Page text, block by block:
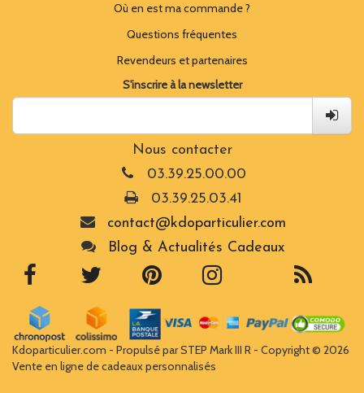
Où en est ma commande ?
Questions fréquentes
Revendeurs et partenaires
S'inscrire à la newsletter
Nous contacter
03.39.25.00.00
03.39.25.03.41
contact@kdoparticulier.com
Blog & Actualités Cadeaux
Kdoparticulier.com - Propulsé par STEP Mark III R - Copyright © 2026
Vente en ligne de cadeaux personnalisés